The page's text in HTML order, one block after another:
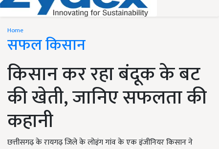
Home
सफल किसान
किसान कर रहा बंदूक के बट
की खेती, जानिए सफलता की
कहानी
छत्तीसगढ़ के रायगढ़ जिले के लोइंग गांव के एक इंजीनियर किसान ने